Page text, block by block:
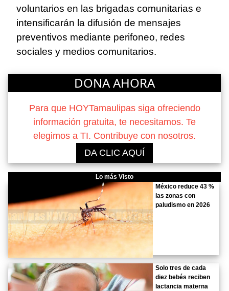
voluntarios en las brigadas comunitarias e
intensificarán la difusión de mensajes
preventivos mediante perifoneo, redes
sociales y medios comunitarios.
DONA AHORA
Para que HOYTamaulipas siga ofreciendo
información gratuita, te necesitamos. Te
elegimos a TI. Contribuye con nosotros.
DA CLIC AQUÍ
Lo más Visto
México reduce 43 %
las zonas con
paludismo en 2026
Solo tres de cada
diez bebés reciben
lactancia materna